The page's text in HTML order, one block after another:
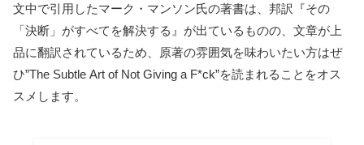
文中で引用したマーク・マンソン氏の著書は、邦訳『その
「決断」がすべてを解決する』が出ているものの、文章が上
品に翻訳されているため、原著の雰囲気を味わいたい方はぜ
ひ”The Subtle Art of Not Giving a F*ck”を読まれることをオス
スメします。